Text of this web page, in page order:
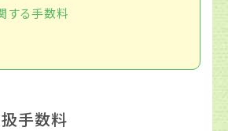
する手数料
手数料